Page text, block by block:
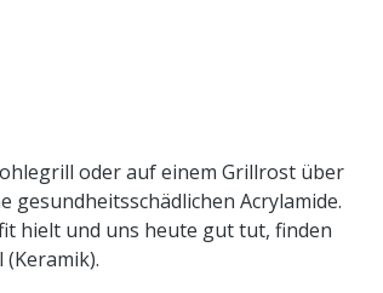
oder auf einem Grillrost über
Acrylamide.
hielt und uns heute gut tut, finden